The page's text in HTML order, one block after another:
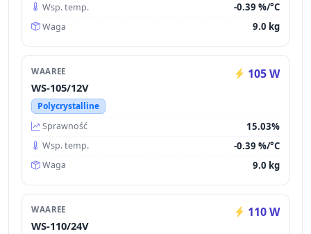
Wsp. temp. -0.39 %/°C
Waga 9.0 kg
WAAREE 105 W
WS-105/12V
Polycrystalline
Sprawność
15.03%
Wsp. temp. -0.39 %/°C
Waga 9.0 kg
WAAREE 110 W
WS-110/24V